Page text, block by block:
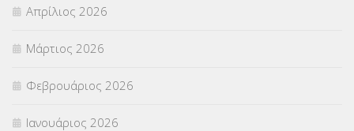
Απρίλιος 2026
Μάρτιος 2026
Φεβρουάριος 2026
Ιανουάριος 2026